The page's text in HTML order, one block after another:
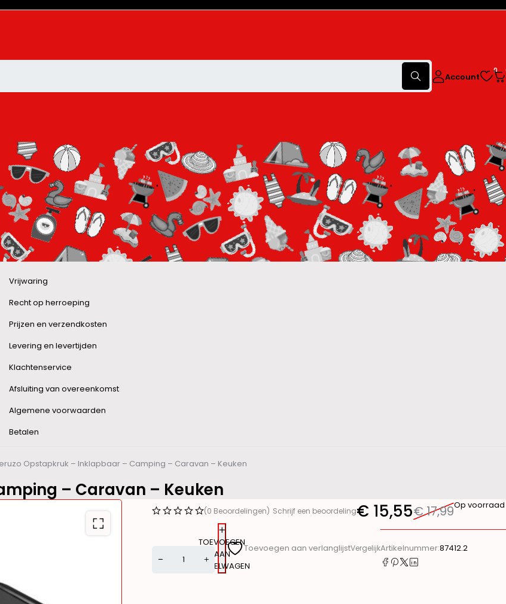
Account
0
Vrijwaring
Recht op herroeping
Prijzen en verzendkosten
Levering en levertijden
Klachtenservice
Afsluiting van overeenkomst
Algemene voorwaarden
Betalen
– Caravan – Keuken
Opstapkruk – Inklapbaar – Camping – Caravan – Keuken
(0 Beoordelingen) Schrijf een beoordeling €17,99
€ 15,55 Op voorraad
TOEVOEGEN
AAN
WINKELWAGEN
Toevoegen aan verlanglijstVergelijkArtikelnummer:87412.2